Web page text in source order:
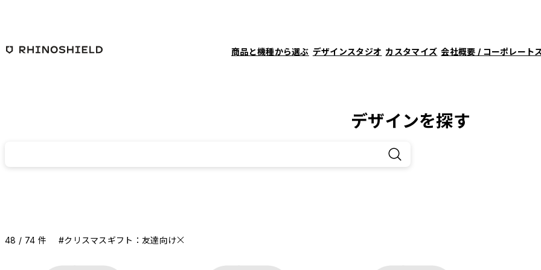
商品と機種から選ぶ デザインスタジオ カスタマイズ 会社概要 / コーポレート
デザインを探す
48 / 74 件 #クリスマスギフト：友達向け